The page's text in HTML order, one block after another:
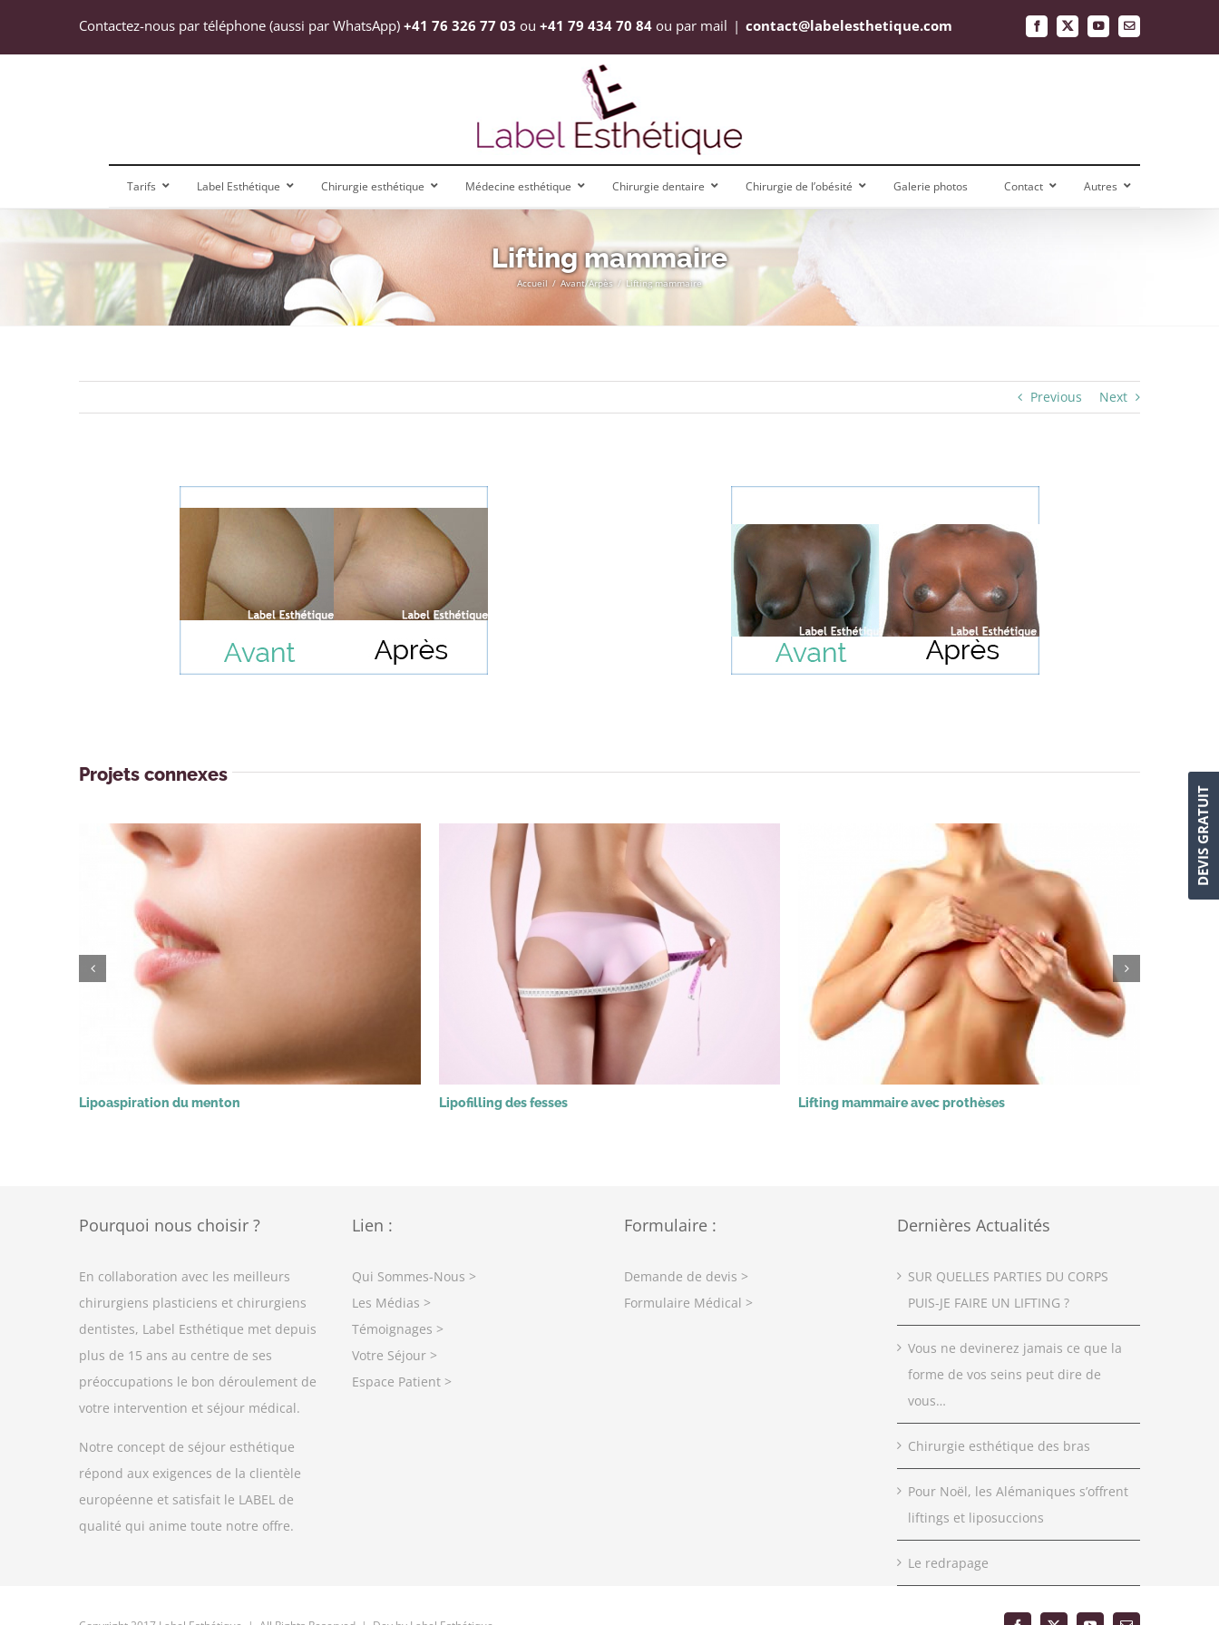
Contactez-nous par téléphone (aussi par WhatsApp) +41 76 326 77 03 ou +41 79 434 70 84 ou par mail | contact@labelesthetique.com Facebook
X YouTubeEmail
Tarifs Label Esthétique Chirurgie esthétique Médecine esthétique Chirurgie dentaire Chirurgie de l’obésité Galerie photos Contact Autres
Lifting mammaire
Accueil Avant/Arpès Lifting mammaire
Previous Next
Projets connexes
Lipoaspiration du menton Lipofilling des fesses Lifting mammaire avec prothèses
Pourquoi nous choisir ?
En collaboration avec les meilleurs
chirurgiens plasticiens et chirurgiens
dentistes, Label Esthétique met depuis
plus de 15 ans au centre de ses
préoccupations le bon déroulement de
votre intervention et séjour médical.
Notre concept de séjour esthétique
répond aux exigences de la clientèle
européenne et satisfait le LABEL de
qualité qui anime toute notre offre.
Lien :
Qui Sommes-Nous >
Les Médias >
Témoignages >
Votre Séjour >
Espace Patient >
Formulaire :
Demande de devis >
Formulaire Médical >
Dernières Actualités
SUR QUELLES PARTIES DU CORPS
PUIS-JE FAIRE UN LIFTING ?
Vous ne devinerez jamais ce que la
forme de vos seins peut dire de
vous…
Chirurgie esthétique des bras
Pour Noël, les Alémaniques s’offrent
liftings et liposuccions
Le redrapage
DEVIS GRATUIT